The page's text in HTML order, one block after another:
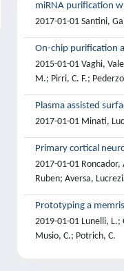
miRNA purification
2017-01-01 Santini,
On-chip purification
2015-01-01 Vaghi,
M.; Pirri, C. F.;
Plasma assisted
2017-01-01 Minati,
Primary cortical
2017-01-01
Ruben; Aversa,
Prototyping a
2019-01-01 Lunelli, L.;
Musio, C.; Potrich, C.